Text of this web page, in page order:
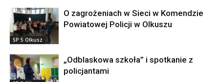
SP 5 Olkusz
O zagrożeniach w Sieci w Komendzie
Powiatowej Policji w Olkuszu
„Odblaskowa szkoła” i spotkanie z
policjantami